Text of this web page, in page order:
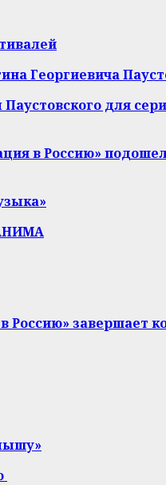
Георгиевича
для
в Россию»
Россию» завершает